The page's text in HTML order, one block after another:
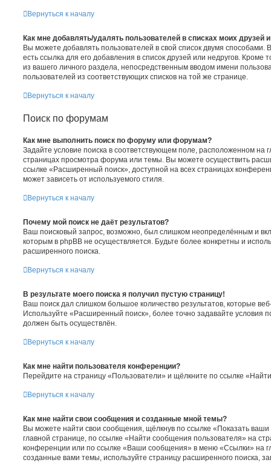
Вернуться к началу
Как мне добавлять/удалять пользователей в списках моих друзей
Вы можете добавлять пользователей в свой список двумя способами.
есть ссылка для его добавления в список друзей или недругов. Кроме
из вашего личного раздела, непосредственным вводом имени
пользователей из соответствующих списков на той же странице.
Вернуться к началу
Поиск по форумам
Как мне выполнить поиск по форуму или форумам?
Задайте условие поиска в соответствующем поле, расположенном на
страницах просмотра форума или темы. Вы можете осуществить
ссылке «Расширенный поиск», доступной на всех страницах
может зависеть от используемого стиля.
Вернуться к началу
Почему мой поиск не даёт результатов?
Ваш поисковый запрос, возможно, был слишком неопределённым и
которым в phpBB не осуществляется. Будьте более конкретны и
расширенного поиска.
Вернуться к началу
В результате моего поиска я получил пустую страницу!
Ваш поиск дал слишком большое количество результатов, которые
Используйте «Расширенный поиск», более точно задавайте условия
должен быть осуществлён.
Вернуться к началу
Как мне найти пользователя конференции?
Перейдите на страницу «Пользователи» и щёлкните по ссылке
Вернуться к началу
Как мне найти свои сообщения и созданные мной темы?
Вы можете найти свои сообщения, щёлкнув по ссылке «Показать
главной странице, по ссылке «Найти сообщения пользователя» на
конференции или по ссылке «Ваши сообщения» в меню «Ссылки» на
созданные вами темы, используйте страницу расширенного поиска,